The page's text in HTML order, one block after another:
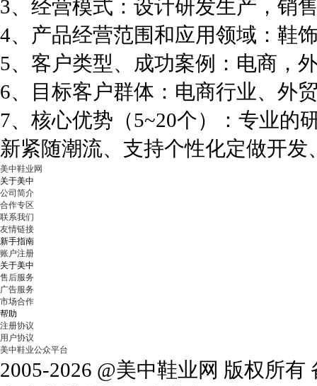
3、经营模式：设计研发生产，销
4、产品经营范围和应用领域：鞋
5、客户类型、成功案例：电商，
6、目标客户群体：电商行业、外
7、核心优势（5~20个）：专业的
新紧随潮流、支持个性化定做开发
美中鞋业网
关于美中
公司简介
合作专区
联系我们
友情链接
新手指南
账户注册
关于美中
售后服务
广告服务
市场合作
帮助
注册协议
用户协议
美中鞋业公众平台
2005-2026 @美中鞋业网 版权所有